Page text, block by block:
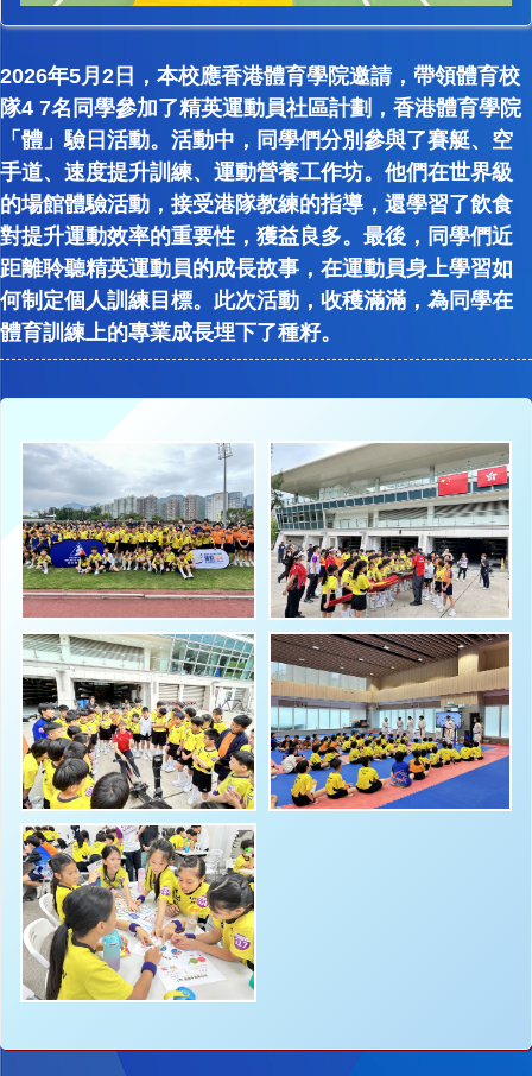
2026年5月2日，本校應香港體育學院邀請，帶領體育校
隊4 7名同學參加了精英運動員社區計劃，香港體育學院
「體」驗日活動。活動中，同學們分別參與了賽艇、空
手道、速度提升訓練、運動營養工作坊。他們在世界級
的場館體驗活動，接受港隊教練的指導，還學習了飲食
對提升運動效率的重要性，獲益良多。最後，同學們近
距離聆聽精英運動員的成長故事，在運動員身上學習如
何制定個人訓練目標。此次活動，收穫滿滿，為同學在
體育訓練上的專業成長埋下了種籽。